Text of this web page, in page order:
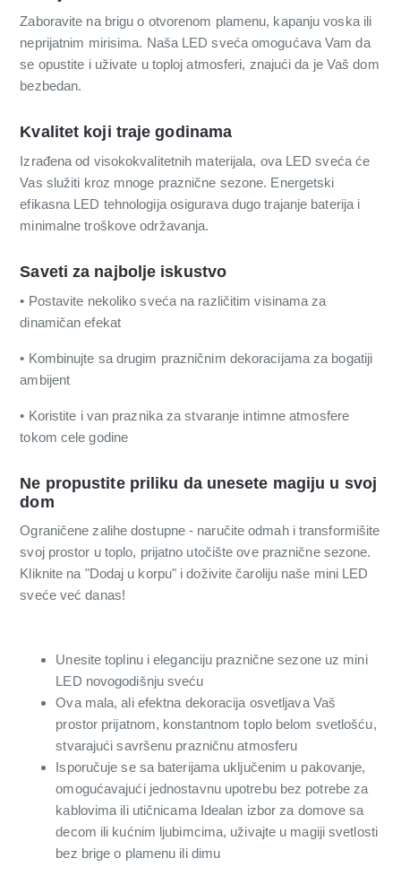
Zaboravite na brigu o otvorenom plamenu, kapanju voska ili
neprijatnim mirisima. Naša LED sveća omogućava Vam da
se opustite i uživate u toploj atmosferi, znajući da je Vaš dom
bezbedan.
Kvalitet koji traje godinama
Izrađena od visokokvalitetnih materijala, ova LED sveća će
Vas služiti kroz mnoge praznične sezone. Energetski
efikasna LED tehnologija osigurava dugo trajanje baterija i
minimalne troškove održavanja.
Saveti za najbolje iskustvo
• Postavite nekoliko sveća na različitim visinama za
dinamičan efekat
• Kombinujte sa drugim prazničnim dekoracijama za bogatiji
ambijent
• Koristite i van praznika za stvaranje intimne atmosfere
tokom cele godine
Ne propustite priliku da unesete magiju u svoj
dom
Ograničene zalihe dostupne - naručite odmah i transformišite
svoj prostor u toplo, prijatno utočište ove praznične sezone.
Kliknite na "Dodaj u korpu" i doživite čaroliju naše mini LED
sveće već danas!
Unesite toplinu i eleganciju praznične sezone uz mini
LED novogodišnju sveću
Ova mala, ali efektna dekoracija osvetljava Vaš
prostor prijatnom, konstantnom toplo belom svetlošću,
stvarajući savršenu prazničnu atmosferu
Isporučuje se sa baterijama uključenim u pakovanje,
omogućavajući jednostavnu upotrebu bez potrebe za
kablovima ili utičnicama Idealan izbor za domove sa
decom ili kućnim ljubimcima, uživajte u magiji svetlosti
bez brige o plamenu ili dimu